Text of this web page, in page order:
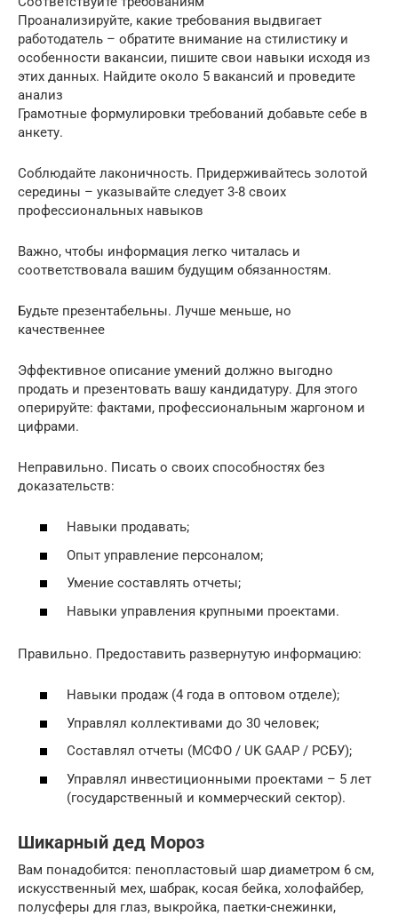
Проанализируйте, какие требования выдвигает
работодатель – обратите внимание на стилистику и
особенности вакансии, пишите свои навыки исходя из
этих данных. Найдите около 5 вакансий и проведите
анализ
Грамотные формулировки требований добавьте себе в
анкету.
Соблюдайте лаконичность. Придерживайтесь золотой
середины – указывайте следует 3-8 своих
профессиональных навыков
Важно, чтобы информация легко читалась и
соответствовала вашим будущим обязанностям.
Будьте презентабельны. Лучше меньше, но
качественнее
Эффективное описание умений должно выгодно
продать и презентовать вашу кандидатуру. Для этого
оперируйте: фактами, профессиональным жаргоном и
цифрами.
Неправильно. Писать о своих способностях без
доказательств:
Навыки продавать;
Опыт управление персоналом;
Умение составлять отчеты;
Навыки управления крупными проектами.
Правильно. Предоставить развернутую информацию:
Навыки продаж (4 года в оптовом отделе);
Управлял коллективами до 30 человек;
Составлял отчеты (МСФО / UK GAAP / РСБУ);
Управлял инвестиционными проектами – 5 лет
(государственный и коммерческий сектор).
Шикарный дед Мороз
Вам понадобится: пенопластовый шар диаметром 6 см,
искусственный мех, шабрак, косая бейка, холофайбер,
полусферы для глаз, выкройка, паетки-снежинки,